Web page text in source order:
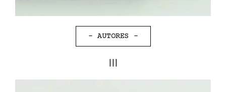
- AUTORES -
III